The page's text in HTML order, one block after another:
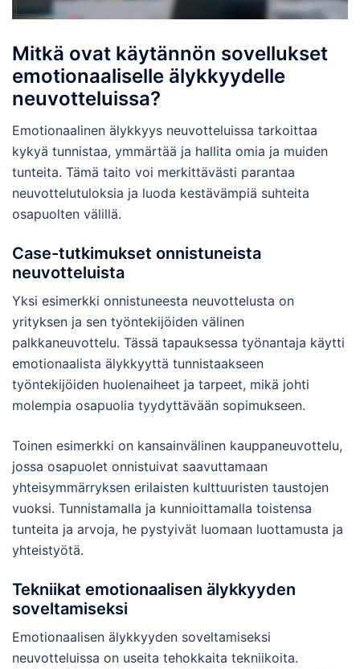
Mitkä ovat käytännön sovellukset
emotionaaliselle älykkyydelle
neuvotteluissa?
Emotionaalinen älykkyys neuvotteluissa tarkoittaa
kykyä tunnistaa, ymmärtää ja hallita omia ja muiden
tunteita. Tämä taito voi merkittävästi parantaa
neuvottelutuloksia ja luoda kestävämpiä suhteita
osapuolten välillä.
Case-tutkimukset onnistuneista
neuvotteluista
Yksi esimerkki onnistuneesta neuvottelusta on
yrityksen ja sen työntekijöiden välinen
palkkaneuvottelu. Tässä tapauksessa työnantaja käytti
emotionaalista älykkyyttä tunnistaakseen
työntekijöiden huolenaiheet ja tarpeet, mikä johti
molempia osapuolia tyydyttävään sopimukseen.
Toinen esimerkki on kansainvälinen kauppaneuvottelu,
jossa osapuolet onnistuivat saavuttamaan
yhteisymmärryksen erilaisten kulttuuristen taustojen
vuoksi. Tunnistamalla ja kunnioittamalla toistensa
tunteita ja arvoja, he pystyivät luomaan luottamusta ja
yhteistyötä.
Tekniikat emotionaalisen älykkyyden
soveltamiseksi
Emotionaalisen älykkyyden soveltamiseksi
neuvotteluissa on useita tehokkaita tekniikoita.